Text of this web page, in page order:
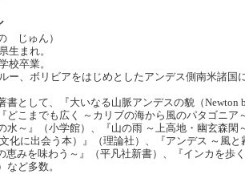
じゅん）
生まれ。
校卒業。
ー、ボリビアをはじめとしたアンデス側南米諸
書として、『大いなる山脈アンデスの貌（
どこまでも広く ～カリブの海から風のパタゴニ
水～』（小学館）、『山の雨 ～上高地・幽玄森
化に出会う本）』（理論社）、『アンデス ～風
恵みを味わう～』（平凡社新書）、『インカを歩
など多数。